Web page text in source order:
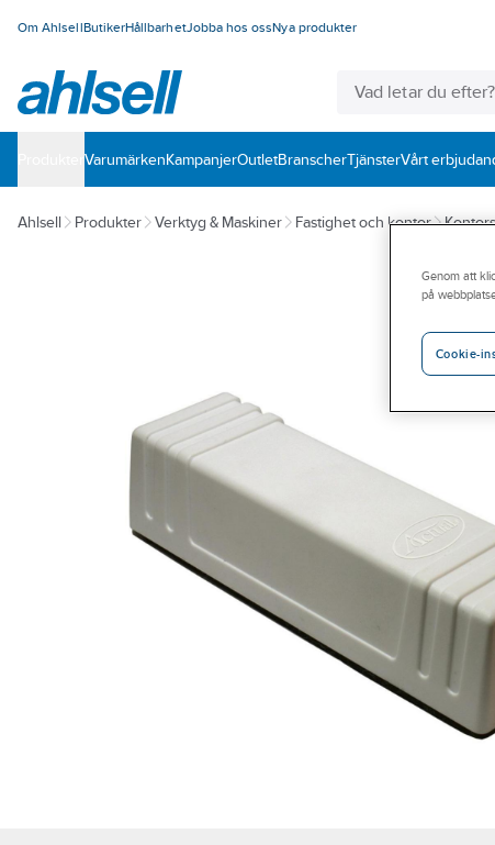
Om AhlsellButikerHållbarhetJobba hos ossNya produkter
VarumärkenKampanjerOutletBranscherTjänsterVårt
Ahlsell Produkter Verktyg & Maskiner Fastighet och kontor
Genom att
på
Cookie-